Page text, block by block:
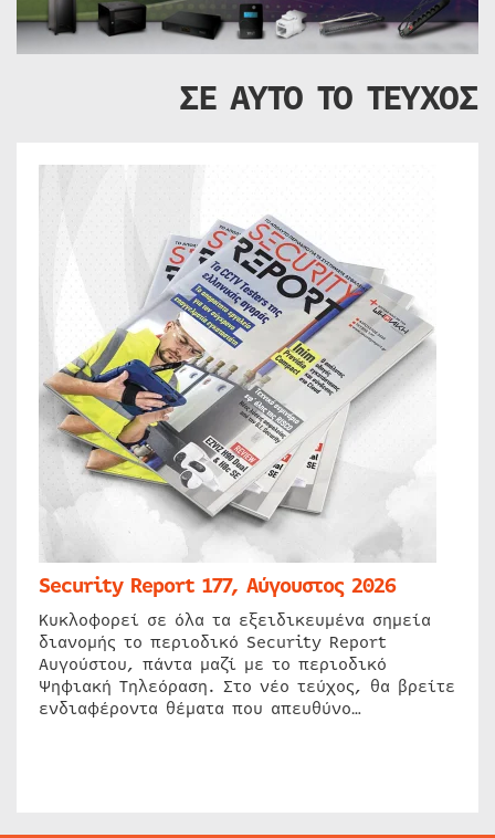
ΣΕ ΑΥΤΟ ΤΟ ΤΕΥΧΟΣ
Security Report 177, Αύγουστος 2026
Κυκλοφορεί σε όλα τα εξειδικευμένα σημεία
διανομής το περιοδικό Security Report
Αυγούστου, πάντα μαζί με το περιοδικό
Ψηφιακή Τηλεόραση. Στο νέο τεύχος, θα βρείτε
ενδιαφέροντα θέματα που απευθύνο…